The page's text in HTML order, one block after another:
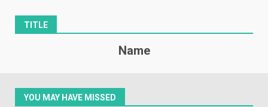
TITLE
Name
YOU MAY HAVE MISSED